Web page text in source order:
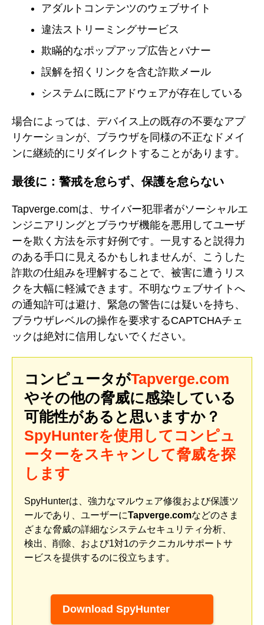
アダルトコンテンツのウェブサイト
違法ストリーミングサービス
欺瞞的なポップアップ広告とバナー
誤解を招くリンクを含む詐欺メール
システムに既にアドウェアが存在している
場合によっては、デバイス上の既存の不要なアプ
リケーションが、ブラウザを同様の不正なドメイ
ンに継続的にリダイレクトすることがあります。
最後に：警戒を怠らず、保護を怠らない
Tapverge.comは、サイバー犯罪者がソーシャルエ
ンジニアリングとブラウザ機能を悪用してユーザ
ーを欺く方法を示す好例です。一見すると説得力
のある手口に見えるかもしれませんが、こうした
詐欺の仕組みを理解することで、被害に遭うリス
クを大幅に軽減できます。不明なウェブサイトへ
の通知許可は避け、緊急の警告には疑いを持ち、
ブラウザレベルの操作を要求するCAPTCHAチェ
ックは絶対に信用しないでください。
コンピュータがTapverge.com
やその他の脅威に感染している
可能性があると思いますか？
SpyHunterを使用してコンピュ
ーターをスキャンして脅威を探
します
SpyHunterは、強力なマルウェア修復および保護ツ
ールであり、ユーザーにTapverge.comなどのさま
ざまな脅威の詳細なシステムセキュリティ分析、
検出、削除、および1対1のテクニカルサポートサ
ービスを提供するのに役立ちます。
Download SpyHunter